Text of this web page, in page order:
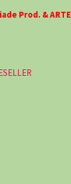
Prod. & ARTE